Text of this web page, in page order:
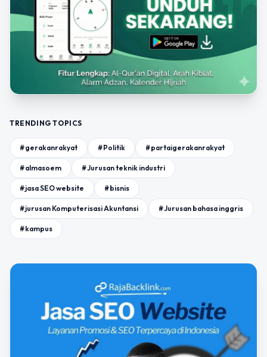
TRENDING TOPICS
#gerakanrakyat #Politik #partaigerakanrakyat
#almasoem #Jurusan teknik industri
#jasa SEO website #bisnis
#jurusan Komputerisasi Akuntansi #Jurusan bahasa inggris
#kampus